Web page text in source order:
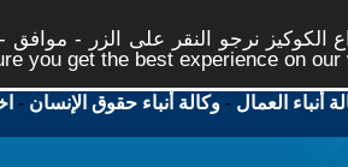
نرجو النقر على الزر - موافق
you get the best experience on our
أنباء العمال -وكالة أنباء حقوق الإنسان -